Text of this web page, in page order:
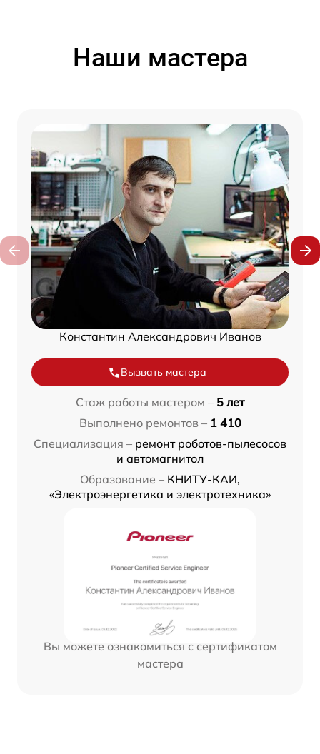
Наши мастера
Константин Александрович Иванов
Вызвать мастера
Стаж работы мастером – 5 лет
Выполнено ремонтов – 1 410
Специализация – ремонт роботов-пылесосов
и автомагнитол
Образование – КНИТУ-КАИ,
«Электроэнергетика и электротехника»
Вы можете ознакомиться с сертификатом
мастера